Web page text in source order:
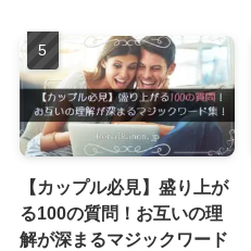
【カップル必見】盛り上が
る100の質問！お互いの理
解が深まるマジックワード